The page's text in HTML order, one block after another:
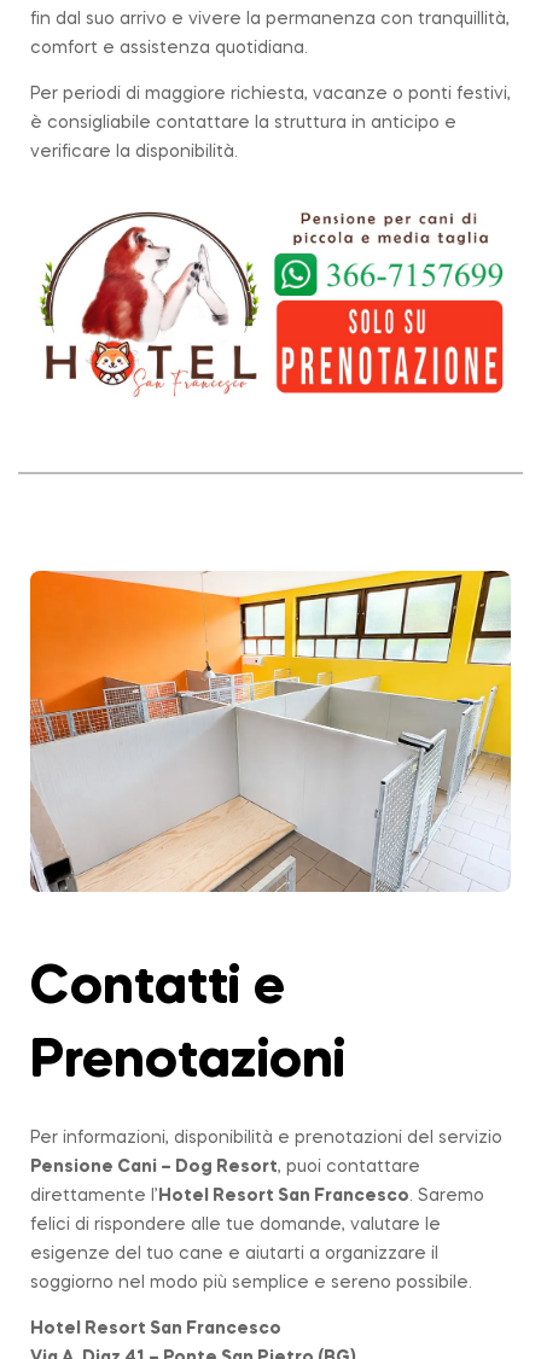
fin dal suo arrivo e vivere la permanenza con tranquillità,
comfort e assistenza quotidiana.
Per periodi di maggiore richiesta, vacanze o ponti festivi,
è consigliabile contattare la struttura in anticipo e
verificare la disponibilità.
Contatti e
Prenotazioni
Per informazioni, disponibilità e prenotazioni del servizio
Pensione Cani – Dog Resort, puoi contattare
direttamente l’ Hotel Resort San Francesco . Saremo
felici di rispondere alle tue domande, valutare le
esigenze del tuo cane e aiutarti a organizzare il
soggiorno nel modo più semplice e sereno possibile.
Hotel Resort San Francesco